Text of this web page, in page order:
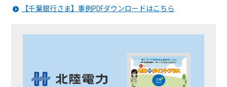
【千葉銀行さま】事例PDFダウンロードはこちら